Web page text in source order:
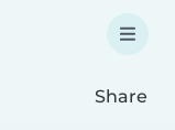
Share